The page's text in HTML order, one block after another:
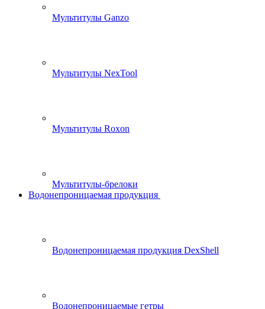
Мультитулы Ganzo
Мультитулы NexTool
Мультитулы Roxon
Мультитулы-брелоки
Водонепроницаемая продукция
Водонепроницаемая продукция DexShell
Водонепроницаемые гетры